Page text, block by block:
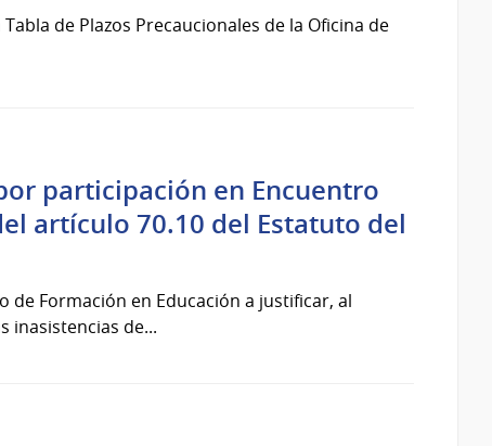
de Plazos Precaucionales de la Oficina de
participación en Encuentro
artículo 70.10 del Estatuto del
de Formación en Educación a justificar, al
inasistencias de...